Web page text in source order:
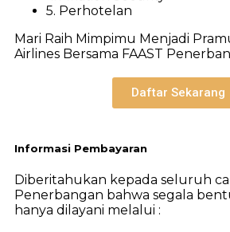
5. Perhotelan
Mari Raih Mimpimu Menjadi
Airlines Bersama FAAST
Daftar Sekarang
Informasi Pembayaran
Diberitahukan kepada seluruh
Penerbangan bahwa segala
hanya dilayani melalui :